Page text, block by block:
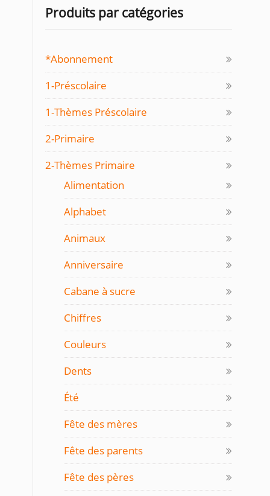
Produits par catégories
*Abonnement
1-Préscolaire
1-Thèmes Préscolaire
2-Primaire
2-Thèmes Primaire
Alimentation
Alphabet
Animaux
Anniversaire
Cabane à sucre
Chiffres
Couleurs
Dents
Été
Fête des mères
Fête des parents
Fête des pères